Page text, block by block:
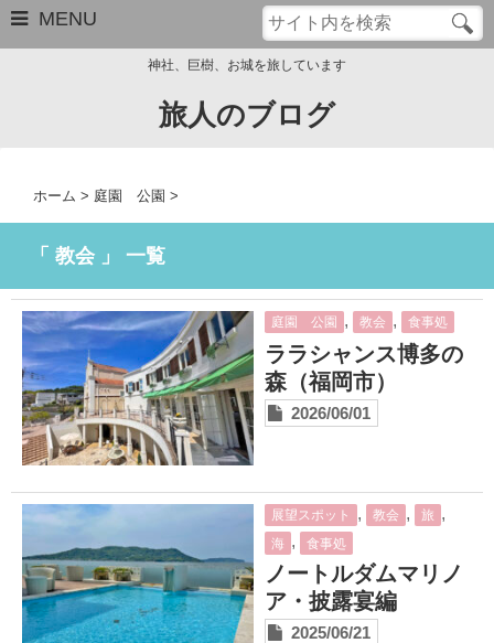
MENU
サイトマップ
管理人のプロフィール
Close
神社、巨樹、お城を旅しています
旅人のブログ
ホーム > 庭園 公園 >
「 教会 」 一覧
庭園 公園 , 教会 , 食事処
ララシャンス博多の
森（福岡市）
2026/06/01
展望スポット , 教会 , 旅 ,
海 , 食事処
ノートルダムマリノ
ア・披露宴編
2025/06/21